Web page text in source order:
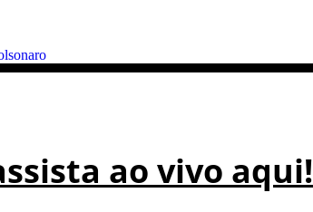
ao vivo aqui!